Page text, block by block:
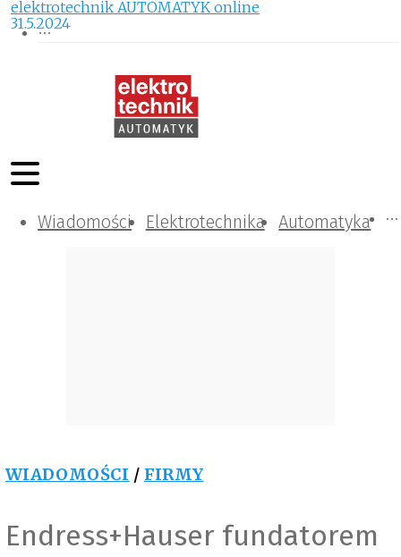
Wiadomości Elektrotechnika Automatyka
Komunikacja i IT
Kontrola
Tematy specjalne
WIADOMOŚCI / FIRMY
Endress+Hauser fundatorem
elektrotechnik AUTOMATYK online
31.5.2024